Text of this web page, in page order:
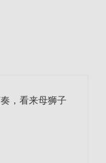
，看来母狮子